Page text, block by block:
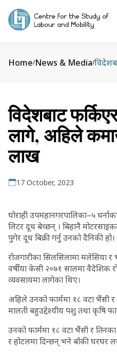
Home/News & Media/
विदेशबाट
लागे, अहिले
लाख
17 October, 2023
घोराही उपमहानगरपालिका–५
लिटर दूध बेच्छन् । बिहानै
पुगेर दूध बिक्री गर्नु उनको दैनिकी हो।
रोजगारीका सिलसिलामा मलेसिया
वर्षीया केसी २०७१ सालमा वैदेशिक
व्यवसायमा लागेका थिए।
अहिले उनको फार्ममा १८ वटा भैंसी र
मालती बहुउद्देश्यीय पशु तथा कृषि
उनको फार्ममा १८ वटा भैंसी र
र होटलमा दिन्छन् भने बाँकी घरघर